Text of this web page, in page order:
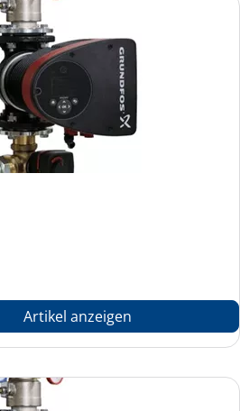
Artikel anzeigen